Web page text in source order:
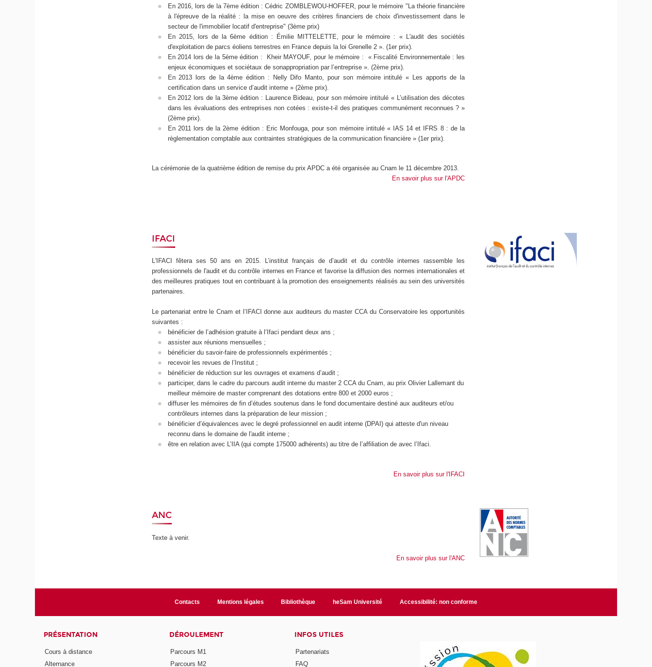
En 2016, lors de la 7ème édition : Cédric ZOMBLEWOU-HOFFER, pour le mémoire "La théorie financière
à l'épreuve de la réalité : la mise en oeuvre des critères financiers de choix d'investissement dans le
secteur de l'immobilier locatif d'entreprise" (3ème prix)
En 2015, lors de la 6ème édition : Émilie MITTELETTE, pour le mémoire : « L'audit des sociétés
d'exploitation de parcs éoliens terrestres en France depuis la loi Grenelle 2 ». (1er prix).
En 2014 lors de la 5ème édition : Kheir MAYOUF, pour le mémoire : « Fiscalité Environnementale : les
enjeux économiques et sociétaux de sonappropriation par l’entreprise ». (2ème prix).
En 2013 lors de la 4ème édition : Nelly Difo Manto, pour son mémoire intitulé « Les apports de la
certification dans un service d’audit interne » (2ème prix).
En 2012 lors de la 3ème édition : Laurence Bideau, pour son mémoire intitulé « L’utilisation des décotes
dans les évaluations des entreprises non cotées : existe-t-il des pratiques communément reconnues ? »
(2ème prix).
En 2011 lors de la 2ème édition : Eric Monfouga, pour son mémoire intitulé « IAS 14 et IFRS 8 : de la
règlementation comptable aux contraintes stratégiques de la communication financière » (1er prix).
La cérémonie de la quatrième édition de remise du prix APDC a été organisée au Cnam le 11 décembre 2013.
En savoir plus sur l'APDC
IFACI
L'IFACI fêtera ses 50 ans en 2015. L’institut français de d’audit et du contrôle internes rassemble les
professionnels de l'audit et du contrôle internes en France et favorise la diffusion des normes internationales et
des meilleures pratiques tout en contribuant à la promotion des enseignements réalisés au sein des universités
partenaires.
Le partenariat entre le Cnam et l’IFACI donne aux auditeurs du master CCA du Conservatoire les opportunités
suivantes :
bénéficier de l’adhésion gratuite à l’Ifaci pendant deux ans ;
assister aux réunions mensuelles ;
bénéficier du savoir-faire de professionnels expérimentés ;
recevoir les revues de l’Institut ;
bénéficier de réduction sur les ouvrages et examens d’audit ;
participer, dans le cadre du parcours audit interne du master 2 CCA du Cnam, au prix Olivier Lallemant du
meilleur mémoire de master comprenant des dotations entre 800 et 2000 euros ;
diffuser les mémoires de fin d’études soutenus dans le fond documentaire destiné aux auditeurs et/ou
contrôleurs internes dans la préparation de leur mission ;
bénéficier d’équivalences avec le degré professionnel en audit interne (DPAI) qui atteste d'un niveau
reconnu dans le domaine de l'audit interne ;
être en relation avec L’IIA (qui compte 175000 adhérents) au titre de l’affiliation de avec l’Ifaci.
En savoir plus sur l'IFACI
ANC
Texte à venir.
En savoir plus sur l'ANC
Contacts Mentions légales Bibliothèque heSam Université Accessibilité: non conforme
PRÉSENTATION
Cours à distance
Alternance
DÉROULEMENT
Parcours M1
Parcours M2
INFOS UTILES
Partenariats
FAQ